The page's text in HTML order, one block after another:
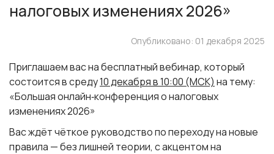
налоговых изменениях 2026»
Опубликовано: 01 декабря 2025
Приглашаем вас на бесплатный вебинар, который
состоится в среду10 декабря в 10:00 (МСК) на тему:
«Большая онлайн‑конференция о налоговых
изменениях 2026»
Вас ждёт чёткое руководство по переходу на новые
правила — без лишней теории, с акцентом на